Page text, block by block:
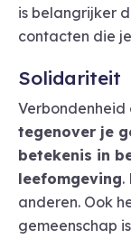
is belangrijker
contacten die
Solidariteit
tegenover je
betekenis in
leefomgeving.
anderen. Ook
gemeenschap